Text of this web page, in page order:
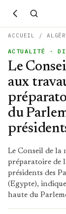
ACCUEIL /
ACTUALITÉ ·
Le
aux
du
Le Conseil de
préparatoire de
présidents des
(Egypte),
haute du